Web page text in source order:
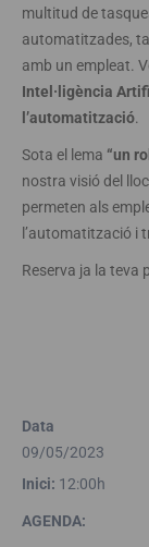
multitud de
automatitzades,
amb un empleat.
Intel·ligència
l’automatització.
Sota el lema “un
nostra visió del
permeten als
l’automatització i
Reserva ja la teva
Data
09/05/2023
Inici: 12:00h
AGENDA: